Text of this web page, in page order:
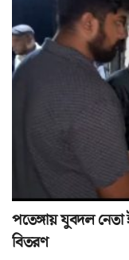
পতেঙ্গায় যুবদল নেতা
বিতরণ